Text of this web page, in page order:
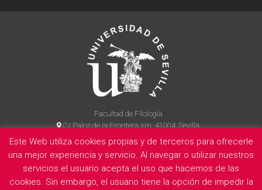
Facultad de Filología
C/ Palos de la Frontera s/n, 41004, Sevilla
954 55 14 90
La Facultad Información legal Politica de privacidad Cookies
Este Web utiliza cookies propias y de terceros para ofrecerle
una mejor experiencia y servicio. Al navegar o utilizar nuestros
servicios el usuario acepta el uso que hacemos de las
cookies. Sin embargo, el usuario tiene la opción de impedir la